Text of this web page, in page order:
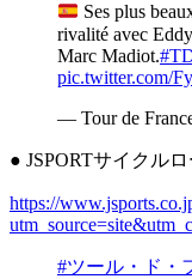
Ses plus
rivalité avec
Marc Madiot.
pic.twitter.com/
— Tour de
● JSPORTサイクル
https://
#ツール・ド・